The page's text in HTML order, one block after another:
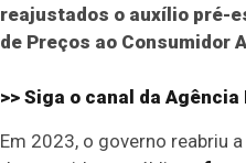
reajustados o auxílio pré-
de Preços ao Consumidor
>> Siga o canal da Agência
Em 2023, o governo reabriu